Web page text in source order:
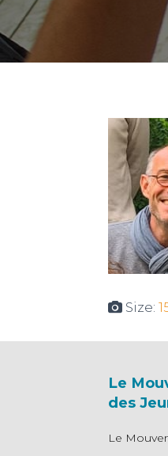
Size:
Le
des
Le